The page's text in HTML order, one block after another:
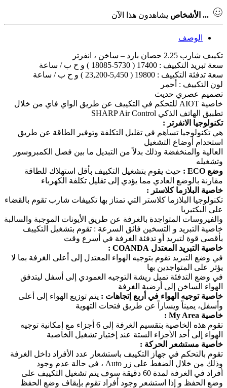
... الأشخاص يشاهدون هذا الآن
الوصف
تكييف شارب 2.25 حصان بارد – ساخن ، انفرتر
سعة تبريد التكييف : 17400 ( 5730-18085 ) و ح ب / ساعة
سعة تدفئة التكييف : 19800 ( 5,450-23,200 ) و ح ب / ساعة
لون التكييف : أحمر
تصميم عصري حديث
خاصية AIOT للتحكم في التكييف عن طريق الواي فاي من خلال
تطبيق الهاتف الذكي SHARP Air Control
تكنولوجيا الانفرتر :
هي تكنولوجيا تساهم في تقليل التكلفة وتوفير الطاقة عن طريق
استخدام أوضاع التشغيل
العالية والمنخفضة وذلك بدلاً من التبديل ما بين فصل الكمبروسور
وتشغيله
وضع ECO :
حيث يقوم بتشغيل التكييف بأقل استهلاك للطاقة
مقارنة بالوضع العادي مما يؤدي إلى تقليل تكلفة الكهرباء
خاصية البلازما كلاستر :
تكنولوجيا البلازما كلاستر التي تمتاز بها تكييفات شارب تقوم بالقضاء
على البكتيريا
والفيروسات المتواجدة بالغرفة عن طريق الأيونات الموجبة والسالبة
خاصية التبريد و التسخين فائق السرعة : تقوم بتشغيل التكييف
بأقصى قوة لتبريد أو تدفئة الغرفة في أسرع وقت
خاصية التبريد المعتدل COANDA :
في وضع التبريد تقوم بتوجيه الهواء المعتدل إلى أعلى الغرفة بما لا
يؤثر على المتواجدين بها
في وضع التدفئة تميل ريشة التوجيه العمودي إلى أسفل ليتدفق
الهواء الساخن إلى أرضية الغرفة
خاصية توجيه الهواء في أربع إتجاهات : يتم توزيع الهواء إلى أعلى
وأسفل، يميناً ويساراً عن طريق فتحات التهوية
خاصية My Area :
تقوم هذه الخاصية بتقسيم الغرفة إلى 6 أجزاء مع إمكانية توجيه
الهواء إلى أحد الأجزاء الستة عند إختيار تشغيل الخاصية
خاصية مستشعر الحركة :
تقوم بالتحكم في جهاز التكييف باستشعار عدد الأفراد داخل الغرفة
وذلك من خلال الضغط على زر Auto ، في حالة عدم وجود
أفراد في الغرفة لمدة 60 دقيقة سوف يتم تشغيل التكييف على
وضع الحفظ و إذا استشعر وجود أفراد تقوم بإيقاف وضع الحفظ